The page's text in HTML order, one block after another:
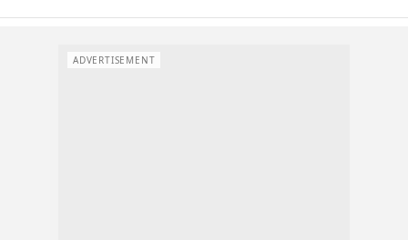
ADVERTISEMENT